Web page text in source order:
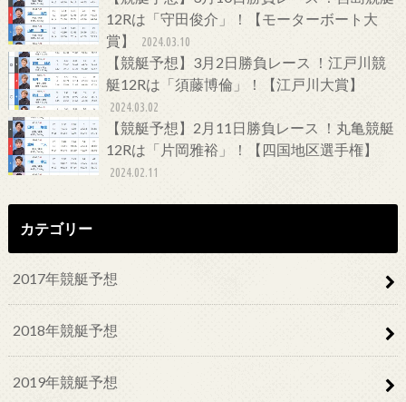
12Rは「守田俊介」！【モーターボート大
賞】
2024.03.10
【競艇予想】3月2日勝負レース ！江戸川競
艇12Rは「須藤博倫」！【江戸川大賞】
2024.03.02
【競艇予想】2月11日勝負レース ！丸亀競艇
12Rは「片岡雅裕」！【四国地区選手権】
2024.02.11
カテゴリー
2017年競艇予想
2018年競艇予想
2019年競艇予想